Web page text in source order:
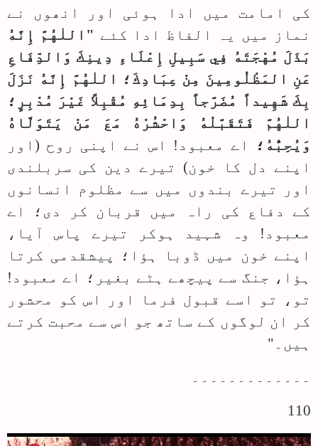
کی امامت میں ادا ہوئی اور انھوں نے
نماز میں یہ الفاظ ادا کئے "اللٰهُمَّ إِنَّهُ
بَذَلَ مُهْجَتَهُ فِي سَبِيلِ إِعْلَاءِ دِينِكَ وَالدِّفَاعِ
عَنِ المَظْلُومِينَ مِنْ عِبَادِكَ؛ اللٰهُمَّ إِنَّهُ نَزَلَ
بِكَ شَهِیداً مُضَرَّجاً بِدِمَائِهِ مُقْبِلاً غَیْرَ مُدْبِرٍ؛
اللٰهُمَّ فَتَقَبَّلْهُ وَاحْشُرْهُ مَعَ مَنْ يَتَوَلَّاهُ
وَيُحِبُّهُ؛
اے معبود! اس نے اپنی روح (اور
اپنے دل کا خون) تیرے دین کی سربلندی
اور تیرے بندوں میں سے مظلوم انسانوں
کے دفاع کی راہ میں قربان کر دی؛ اے
معبود! وہ شہید ہوکر تیرے پاس آیا،
اپنے خون میں ڈوبا ہؤا؛ پیشقدمی کرتا
ہؤا، جنگ سے پیچھے ہٹے بغیر؛ اے معبود!
تو، تو اسے قبول فرما اور اس کو محشور
کر ان لوگوں کے ساتھ جو اس سے محبت کرتے
ہیں۔"
۔۔۔۔۔۔۔۔۔۔۔۔۔
110